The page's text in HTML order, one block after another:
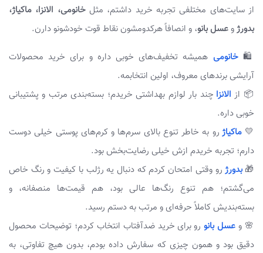
از سایت‌های مختلفی تجربه خرید داشتم، مثلخانومی، الانزا، ماکیاژ،
بدورژوعسل بانو، و انصافاً هرکدومشون نقاط قوت خودشونو دارن.
🛍️خانومی همیشه تخفیف‌های خوبی داره و برای خرید محصولات
آرایشی برندهای معروف، اولین انتخابمه.
📦 از الانزا چند بار لوازم بهداشتی خریدم؛ بسته‌بندی مرتب و پشتیبانی
خوبی داره.
💛 ماکیاژ رو به خاطر تنوع بالای سرم‌ها و کرم‌های پوستی خیلی دوست
دارم؛ تجربه خریدم ازش خیلی رضایت‌بخش بود.
🎁بدورژ رو وقتی امتحان کردم که دنبال یه رژلب با کیفیت و رنگ خاص
می‌گشتم؛ هم تنوع رنگ‌ها عالی بود، هم قیمت‌ها منصفانه، و
بسته‌بندیش کاملاً حرفه‌ای و مرتب به دستم رسید.
🌸 و عسل بانو رو برای خرید ضدآفتاب انتخاب کردم؛ توضیحات محصول
دقیق بود و همون چیزی که سفارش داده بودم، بدون هیچ تفاوتی، به